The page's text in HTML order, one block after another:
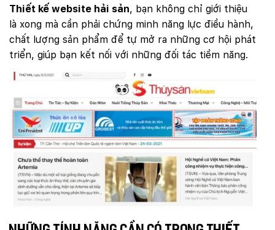
Thiết kế website hải sản, bạn không chỉ giới thiệu
là xong mà cần phải chứng minh năng lực điều hành,
chất lượng sản phẩm để tự mở ra những cơ hội phát
triển, giúp bạn kết nối với những đối tác tiềm năng.